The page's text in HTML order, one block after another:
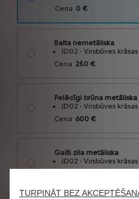
TURPINĀT BEZ